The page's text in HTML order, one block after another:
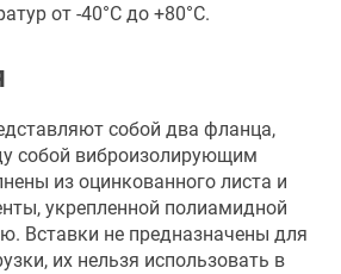
от -40°С до +80°С.
собой два фланца,
собой виброизолирующим
из оцинкованного листа и
укрепленной полиамидной
Вставки не предназначены для
их нельзя использовать в